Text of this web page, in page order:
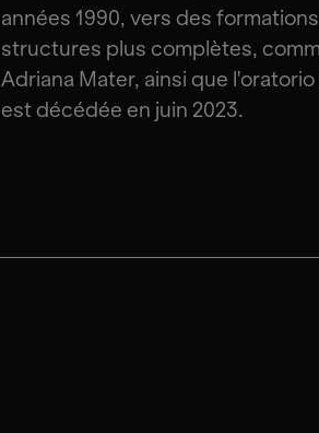
années 1990, vers des
structures plus complètes,
Adriana Mater, ainsi que
est décédée en juin 2023.